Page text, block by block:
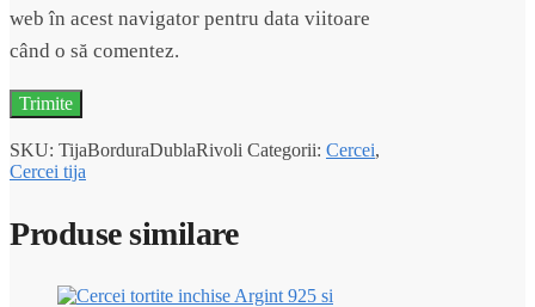
web în acest navigator pentru data viitoare
când o să comentez.
SKU: TijaBorduraDublaRivoli Categorii: Cercei,
Cercei tija
Produse similare